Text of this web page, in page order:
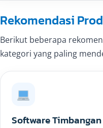
Rekomendasi
Berikut beberapa
kategori yang paling
Software Timbangan